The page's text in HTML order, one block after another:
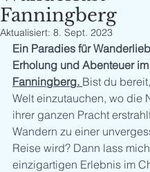
Fanningberg
Aktualisiert: 8. Sept. 2023
Ein Paradies für
Erholung und Abenteuer im
Fanningberg. Bist du
Welt einzutauchen, wo die
ihrer ganzen Pracht
Wandern zu einer
Reise wird? Dann lass
einzigartigen Erlebnis im